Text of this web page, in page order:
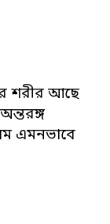
শরীর আছে
এমনভাবে